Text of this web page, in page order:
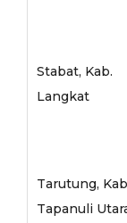
Stabat, Kab.
Langkat
Tarutung,
Tapanuli